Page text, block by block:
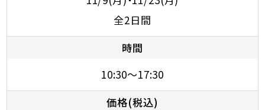
全2日間
時間
10:30～17:30
価格(税込)